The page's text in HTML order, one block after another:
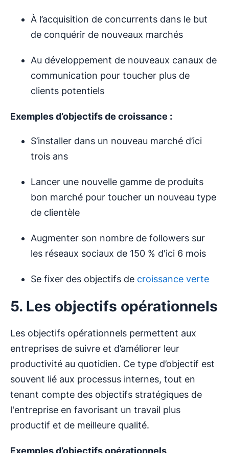
À l’acquisition de concurrents dans le but
de conquérir de nouveaux marchés
Au développement de nouveaux canaux de
communication pour toucher plus de
clients potentiels
Exemples d’objectifs de croissance :
S’installer dans un nouveau marché d’ici
trois ans
Lancer une nouvelle gamme de produits
bon marché pour toucher un nouveau type
de clientèle
Augmenter son nombre de followers sur
les réseaux sociaux de 150 % d'ici 6 mois
Se fixer des objectifs de croissance verte
5. Les objectifs opérationnels
Les objectifs opérationnels permettent aux
entreprises de suivre et d’améliorer leur
productivité au quotidien. Ce type d’objectif est
souvent lié aux processus internes, tout en
tenant compte des objectifs stratégiques de
l'entreprise en favorisant un travail plus
productif et de meilleure qualité.
Exemples d’objectifs opérationnels